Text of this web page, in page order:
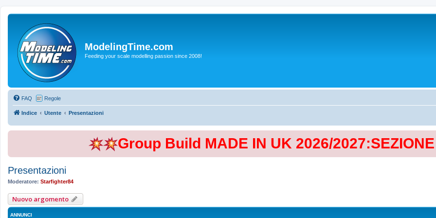
ModelingTime.com
Feeding your scale modelling passion since 2008!
FAQ Regole
Indice Utente Presentazioni
Group Build MADE IN UK 2026/
Presentazioni
Moderatore: Starfighter84
Nuovo argomento
ANNUNCI